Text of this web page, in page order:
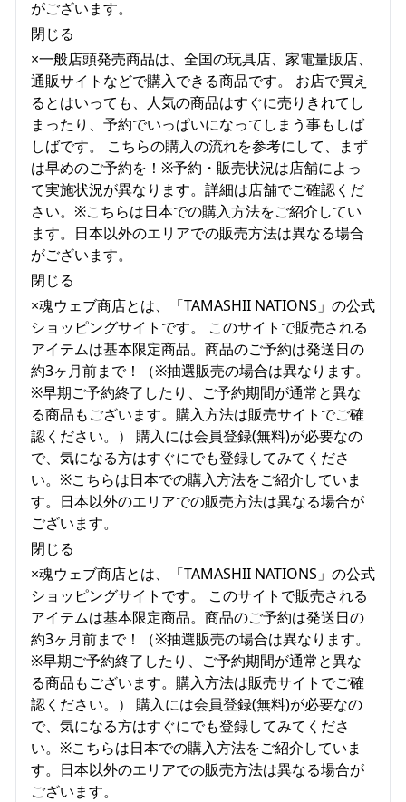
がございます。
閉じる
×一般店頭発売商品は、全国の玩具店、家電量販店、
通販サイトなどで購入できる商品です。 お店で買え
るとはいっても、人気の商品はすぐに売りきれてし
まったり、予約でいっぱいになってしまう事もしば
しばです。 こちらの購入の流れを参考にして、まず
は早めのご予約を！※予約・販売状況は店舗によっ
て実施状況が異なります。詳細は店舗でご確認くだ
さい。※こちらは日本での購入方法をご紹介してい
ます。日本以外のエリアでの販売方法は異なる場合
がございます。
閉じる
×魂ウェブ商店とは、「TAMASHII NATIONS」の公式
ショッピングサイトです。 このサイトで販売される
アイテムは基本限定商品。商品のご予約は発送日の
約3ヶ月前まで！（※抽選販売の場合は異なります。
※早期ご予約終了したり、ご予約期間が通常と異な
る商品もございます。購入方法は販売サイトでご確
認ください。） 購入には会員登録(無料)が必要なの
で、気になる方はすぐにでも登録してみてくださ
い。※こちらは日本での購入方法をご紹介していま
す。日本以外のエリアでの販売方法は異なる場合が
ございます。
閉じる
×魂ウェブ商店とは、「TAMASHII NATIONS」の公式
ショッピングサイトです。 このサイトで販売される
アイテムは基本限定商品。商品のご予約は発送日の
約3ヶ月前まで！（※抽選販売の場合は異なります。
※早期ご予約終了したり、ご予約期間が通常と異な
る商品もございます。購入方法は販売サイトでご確
認ください。） 購入には会員登録(無料)が必要なの
で、気になる方はすぐにでも登録してみてくださ
い。※こちらは日本での購入方法をご紹介していま
す。日本以外のエリアでの販売方法は異なる場合が
ございます。